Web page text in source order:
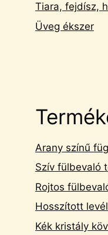
Tiara, fejdísz,
Üveg ékszer
Arany színű
Szív fülbevaló
Rojtos
Hosszított
Kék kristály